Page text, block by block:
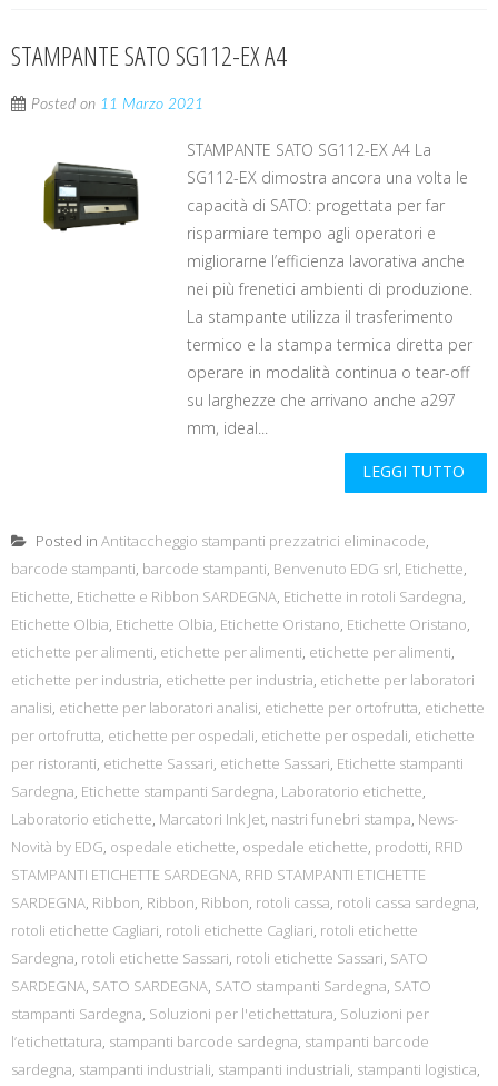
STAMPANTE SATO SG112-EX A4
Posted on 11 Marzo 2021
STAMPANTE SATO SG112-EX A4 La
SG112-EX dimostra ancora una volta le
capacità di SATO: progettata per far
risparmiare tempo agli operatori e
migliorarne l’efficienza lavorativa anche
nei più frenetici ambienti di produzione.
La stampante utilizza il trasferimento
termico e la stampa termica diretta per
operare in modalità continua o tear-off
su larghezze che arrivano anche a297
mm, ideal...
LEGGI TUTTO
Posted in Antitaccheggio stampanti prezzatrici eliminacode,
barcode stampanti, barcode stampanti, Benvenuto EDG srl, Etichette,
Etichette, Etichette e Ribbon SARDEGNA, Etichette in rotoli Sardegna,
Etichette Olbia, Etichette Olbia, Etichette Oristano, Etichette Oristano,
etichette per alimenti, etichette per alimenti, etichette per alimenti,
etichette per industria, etichette per industria, etichette per laboratori
analisi, etichette per laboratori analisi, etichette per ortofrutta, etichette
per ortofrutta, etichette per ospedali, etichette per ospedali, etichette
per ristoranti, etichette Sassari, etichette Sassari, Etichette stampanti
Sardegna, Etichette stampanti Sardegna, Laboratorio etichette,
Laboratorio etichette, Marcatori Ink Jet, nastri funebri stampa, News-
Novità by EDG, ospedale etichette, ospedale etichette, prodotti, RFID
STAMPANTI ETICHETTE SARDEGNA, RFID STAMPANTI ETICHETTE
SARDEGNA, Ribbon, Ribbon, Ribbon, rotoli cassa, rotoli cassa sardegna,
rotoli etichette Cagliari, rotoli etichette Cagliari, rotoli etichette
Sardegna, rotoli etichette Sassari, rotoli etichette Sassari, SATO
SARDEGNA, SATO SARDEGNA, SATO stampanti Sardegna, SATO
stampanti Sardegna, Soluzioni per l'etichettatura, Soluzioni per
l’etichettatura, stampanti barcode sardegna, stampanti barcode
sardegna, stampanti industriali, stampanti industriali, stampanti logistica,